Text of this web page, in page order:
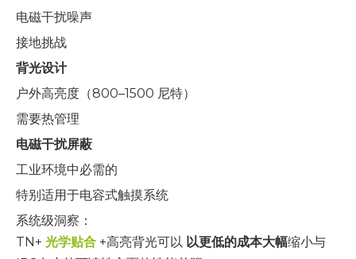
电磁干扰噪声
接地挑战
背光设计
户外高亮度（800–1500 尼特）
需要热管理
电磁干扰屏蔽
工业环境中必需的
特别适用于电容式触摸系统
系统级洞察：
TN+ 光学贴合 +高亮背光可以 以更低的成本大幅缩小与